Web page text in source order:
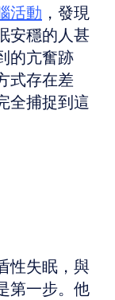
活動 ，發現
安穩的人甚
的亢奮跡
式存在差
全捕捉到這
性失眠，與
第一步。他